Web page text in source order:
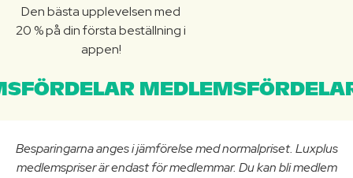
Den bästa upplevelsen med
20 % på din första beställning i
appen!
Besparingarna anges i jämförelse med normalpriset. Luxplus
medlemspriser är endast för medlemmar. Du kan bli medlem